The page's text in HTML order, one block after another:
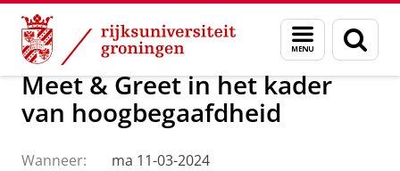
Skip
Content
Skip
Navigation
Menu
en
zoeken
Over ons Actueel Evenementen
Meet & Greet in het kader
van hoogbegaafdheid
Wanneer:
ma 11-03-2024